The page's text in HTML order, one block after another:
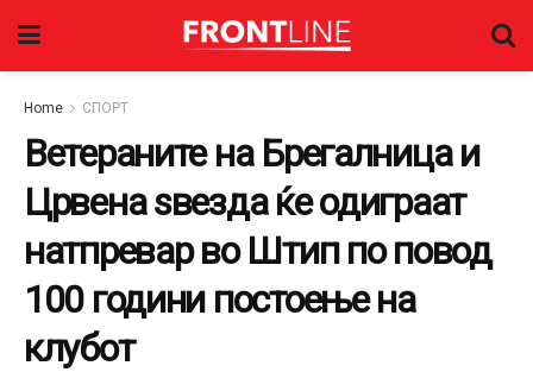
Home СПОРТ
Ветераните на Брегалница и
Црвена ѕвезда ќе одиграат
натпревар во Штип по повод
100 години постоење на
клубот